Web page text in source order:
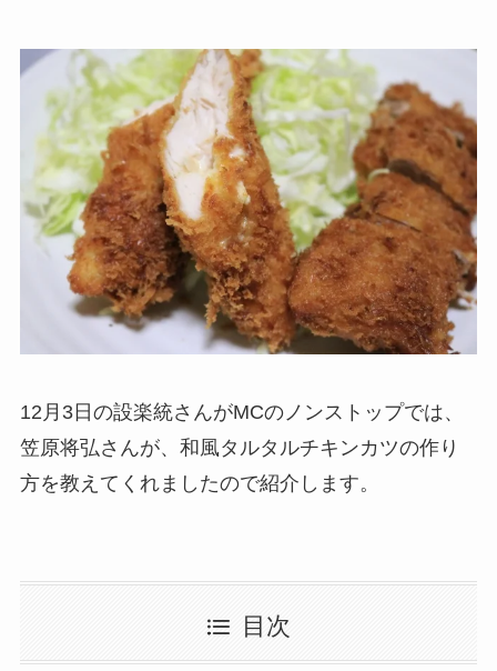
12月3日の設楽統さんがMCのノンストップでは、
笠原将弘さんが、和風タルタルチキンカツの作り
方を教えてくれましたので紹介します。
目次